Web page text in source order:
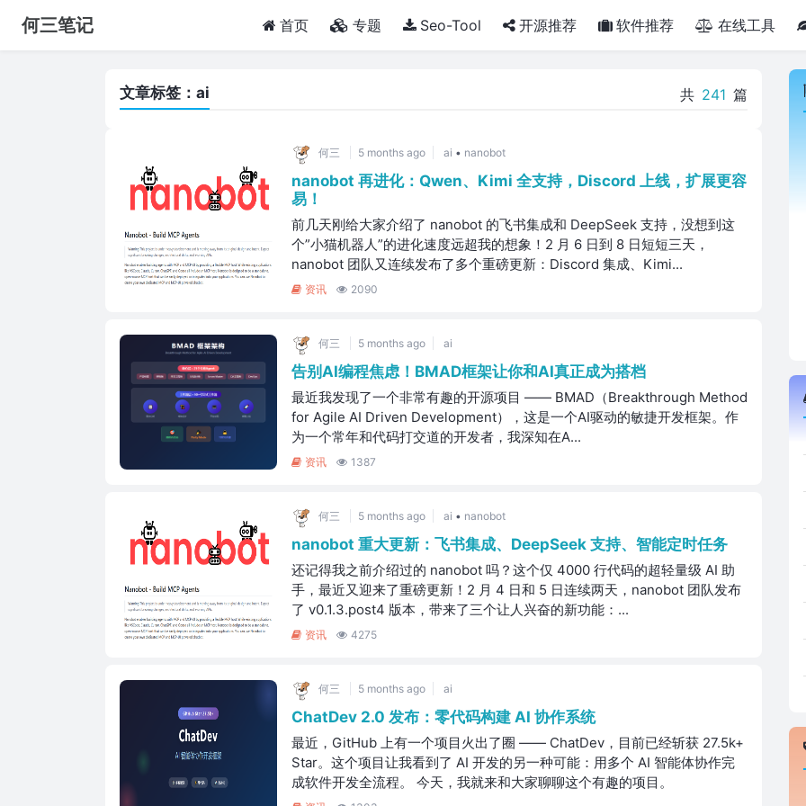
何三笔记 首页(current)专题 Seo-Tool 开源推荐 软件推荐 在线工具
共 241 篇
文章标签：ai
何三 5 months ago ai • nanobot
nanobot 再进化：Qwen、Kimi 全支持，Discord 上线，扩展更容
易！
前几天刚给大家介绍了 nanobot 的飞书集成和 DeepSeek 支持，没想到这
个”小猫机器人”的进化速度远超我的想象！2 月 6 日到 8 日短短三天，
nanobot 团队又连续发布了多个重磅更新：Discord 集成、Kimi...
资讯 2090
何三 5 months ago ai
告别AI编程焦虑！BMAD框架让你和AI真正成为搭档
最近我发现了一个非常有趣的开源项目 —— BMAD（Breakthrough Method
for Agile AI Driven Development），这是一个AI驱动的敏捷开发框架。作
为一个常年和代码打交道的开发者，我深知在A...
资讯 1387
何三 5 months ago ai • nanobot
nanobot 重大更新：飞书集成、DeepSeek 支持、智能定时任务
还记得我之前介绍过的 nanobot 吗？这个仅 4000 行代码的超轻量级 AI 助
手，最近又迎来了重磅更新！2 月 4 日和 5 日连续两天，nanobot 团队发布
了 v0.1.3.post4 版本，带来了三个让人兴奋的新功能：...
资讯 4275
何三 5 months ago ai
ChatDev 2.0 发布：零代码构建 AI 协作系统
最近，GitHub 上有一个项目火出了圈 —— ChatDev，目前已经斩获 27.5k+
Star。这个项目让我看到了 AI 开发的另一种可能：用多个 AI 智能体协作完
成软件开发全流程。 今天，我就来和大家聊聊这个有趣的项目。